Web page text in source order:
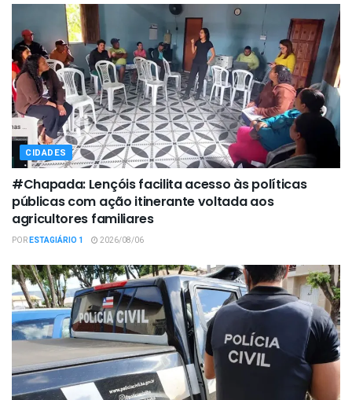
CIDADES
#Chapada: Lençóis facilita acesso às políticas
públicas com ação itinerante voltada aos
agricultores familiares
PORESTAGIÁRIO 1 2026/08/06